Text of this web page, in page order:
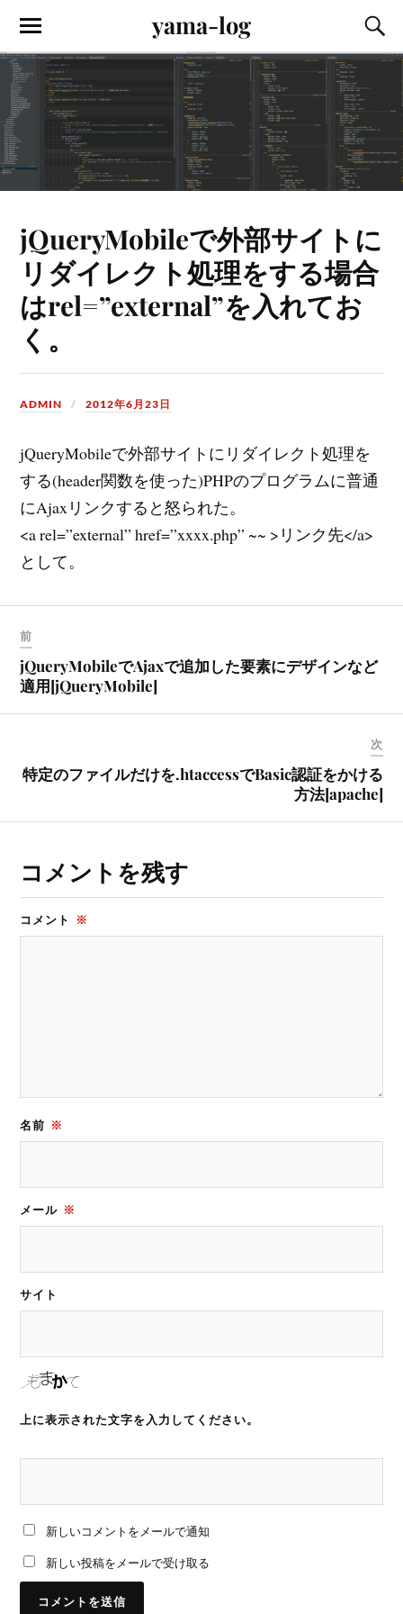
yama-log
jQueryMobileで外部サイトに
リダイレクト処理をする場合
はrel=”external”を入れてお
く。
ADMIN 2012年6月23日
jQueryMobileで外部サイトにリダイレクト処理を
する(header関数を使った)PHPのプログラムに普通
にAjaxリンクすると怒られた。
<a rel=”external” href=”xxxx.php” ~~ >リンク先</a>
として。
前
jQueryMobileでAjaxで追加した要素にデザインなど
適用[jQueryMobile]
次
特定のファイルだけを.htaccessでBasic認証をかける
方法[apache]
コメントを残す
コメント ※
名前 ※
メール ※
サイト
上に表示された文字を入力してください。
新しいコメントをメールで通知
新しい投稿をメールで受け取る